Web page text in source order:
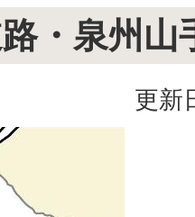
・泉州山
更新